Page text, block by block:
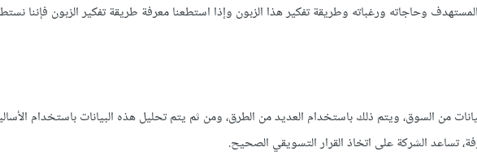
وحاجاته ورغباته وطريقة تفكير هذا الزبون وإذا استطعنا معرفة طريقة تفكير الزبون فإننا
من السوق، ويتم ذلك باستخدام العديد من الطرق، ومن ثم يتم تحليل هذه البيانات باستخدام
تساعد الشركة على اتخاذ القرار التسويقي الصحيح.